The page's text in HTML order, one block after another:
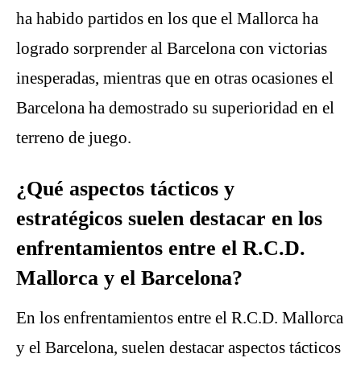
ha habido partidos en los que el Mallorca ha
logrado sorprender al Barcelona con victorias
inesperadas, mientras que en otras ocasiones el
Barcelona ha demostrado su superioridad en el
terreno de juego.
¿Qué aspectos tácticos y
estratégicos suelen destacar en los
enfrentamientos entre el R.C.D.
Mallorca y el Barcelona?
En los enfrentamientos entre el R.C.D. Mallorca
y el Barcelona, suelen destacar aspectos tácticos